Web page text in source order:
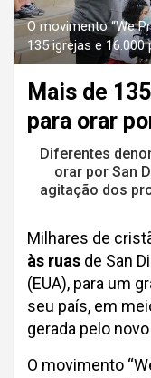
O movimento “We
135 igrejas e
Mais de
para orar
Diferentes
orar por San
agitação dos
Milhares de
às ruas de San
(EUA), para um
seu país, em
gerada pelo
O movimento